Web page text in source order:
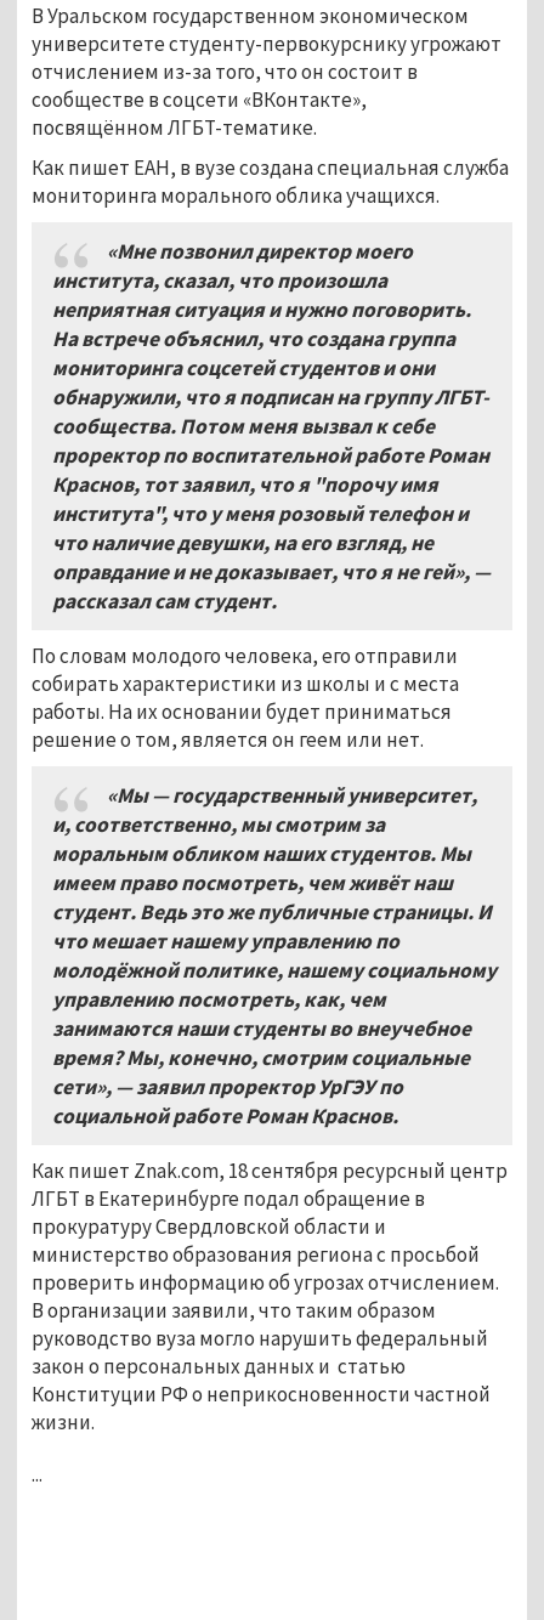
В Уральском государственном экономическом
университете студенту-первокурснику угрожают
отчислением из-за того, что он состоит в
сообществе в соцсети «ВКонтакте»,
посвящённом ЛГБТ-тематике.
Как пишет ЕАН, в вузе создана специальная служба
мониторинга морального облика учащихся.
«Мне позвонил директор моего
института, сказал, что произошла
неприятная ситуация и нужно поговорить.
На встрече объяснил, что создана группа
мониторинга соцсетей студентов и они
обнаружили, что я подписан на группу ЛГБТ-
сообщества. Потом меня вызвал к себе
проректор по воспитательной работе Роман
Краснов, тот заявил, что я "порочу имя
института", что у меня розовый телефон и
что наличие девушки, на его взгляд, не
оправдание и не доказывает, что я не гей», —
рассказал сам студент.
По словам молодого человека, его отправили
собирать характеристики из школы и с места
работы. На их основании будет приниматься
решение о том, является он геем или нет.
«Мы — государственный университет,
и, соответственно, мы смотрим за
моральным обликом наших студентов. Мы
имеем право посмотреть, чем живёт наш
студент. Ведь это же публичные страницы. И
что мешает нашему управлению по
молодёжной политике, нашему социальному
управлению посмотреть, как, чем
занимаются наши студенты во внеучебное
время? Мы, конечно, смотрим социальные
сети», — заявил проректор УрГЭУ по
социальной работе Роман Краснов.
Как пишет Znak.com, 18 сентября ресурсный центр
ЛГБТ в Екатеринбурге подал обращение в
прокуратуру Свердловской области и
министерство образования региона с просьбой
проверить информацию об угрозах отчислением.
В организации заявили, что таким образом
руководство вуза могло нарушить федеральный
закон о персональных данных и статью
Конституции РФ о неприкосновенности частной
жизни.
...